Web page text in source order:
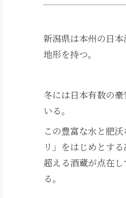
新潟県は本州の日
地形を持つ。
冬には日本有数の
いる。
この豊富な水と肥
リ」をはじめとす
超える酒蔵が点在
る。